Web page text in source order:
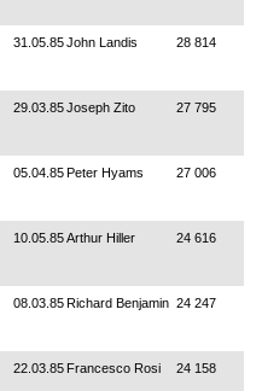
31.05.85John Landis 28 814
29.03.85Joseph Zito 27 795
05.04.85Peter Hyams 27 006
10.05.85Arthur Hiller 24 616
08.03.85Richard Benjamin 24 247
22.03.85 Francesco Rosi 24 158